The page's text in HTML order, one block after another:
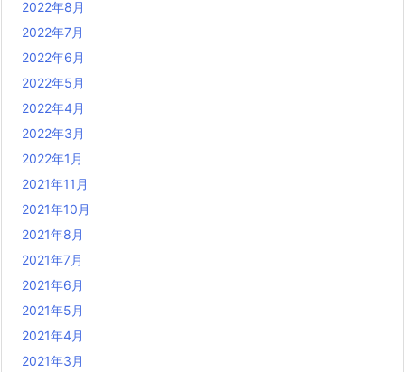
2022年8月
2022年7月
2022年6月
2022年5月
2022年4月
2022年3月
2022年1月
2021年11月
2021年10月
2021年8月
2021年7月
2021年6月
2021年5月
2021年4月
2021年3月